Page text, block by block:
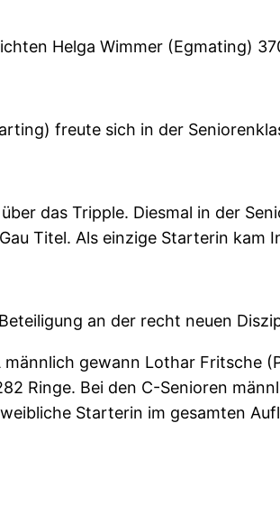
Helga Wimmer (Egmating)
freute sich in der
das Tripple. Diesmal in der
Titel. Als einzige Starterin kam
an der recht neuen
gewann Lothar Fritsche
Ringe. Bei den C-Senioren
Starterin im gesamten